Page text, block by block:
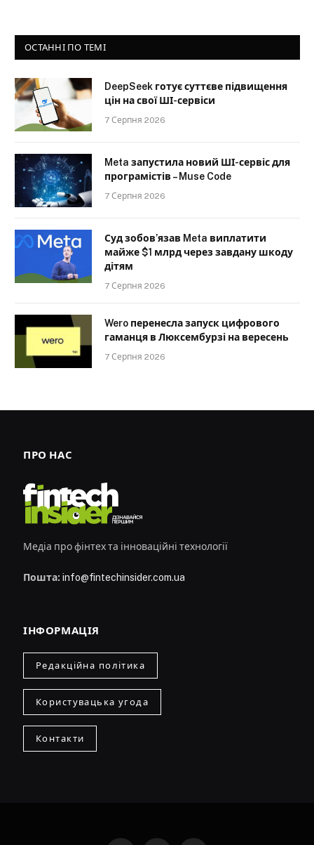
ОСТАННІ ПО ТЕМІ
DeepSeek готує суттєве підвищення
цін на свої ШІ-сервіси
7 Серпня 2026
Meta запустила новий ШІ-сервіс для
програмістів – Muse Code
7 Серпня 2026
Суд зобов’язав Meta виплатити
майже $1 млрд через завдану шкоду
дітям
7 Серпня 2026
Wero перенесла запуск цифрового
гаманця в Люксембурзі на вересень
7 Серпня 2026
ПРО НАС
Медіа про фінтех та інноваційні технології
Пошта: info@fintechinsider.com.ua
ІНФОРМАЦІЯ
Редакційна політика
Користувацька угода
Контакти